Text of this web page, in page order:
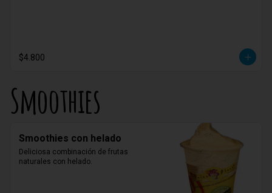
$4.800
Smoothies
Smoothies con helado
Deliciosa combinación de frutas
naturales con helado.